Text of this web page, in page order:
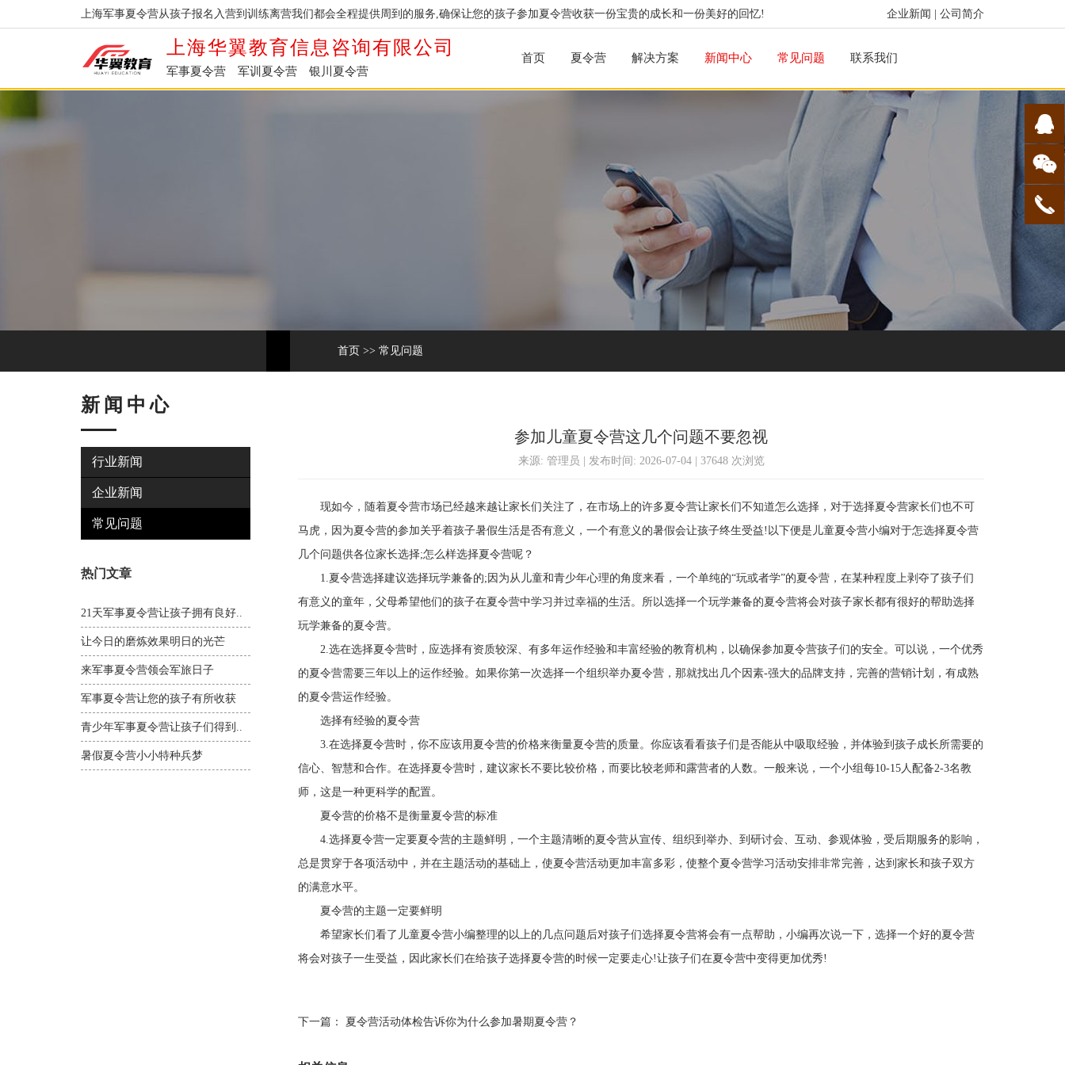
企业新闻 公司简介
上海军事夏令营从孩子报名入营到训练离营我们都会全程提供周到的服务,确保让您的孩子参加夏令营收获一份宝贵的成长和一份美好的回忆!
上海华翼教育信息咨询有限公司
军事夏令营 军训夏令营 银川夏令营
首页 夏令营 解决方案 新闻中心 常见问题 联系我们
首页 >> 常见问题
新闻中心
行业新闻
企业新闻
常见问题
热门文章
21天军事夏令营让孩子拥有良好..
让今日的磨炼效果明日的光芒
来军事夏令营领会军旅日子
军事夏令营让您的孩子有所收获
青少年军事夏令营让孩子们得到..
暑假夏令营小小特种兵梦
参加儿童夏令营这几个问题不要忽视
来源: 管理员 | 发布时间: 2026-07-04 | 37648 次浏览
现如今，随着夏令营市场已经越来越让家长们关注了，在市场上的许多夏令营让家长们不知道怎么选择，对于选择夏令营家长们也不可
马虎，因为夏令营的参加关乎着孩子暑假生活是否有意义，一个有意义的暑假会让孩子终生受益!以下便是儿童夏令营小编对于怎选择夏令营
几个问题供各位家长选择;怎么样选择夏令营呢？
1.夏令营选择建议选择玩学兼备的;因为从儿童和青少年心理的角度来看，一个单纯的“玩或者学”的夏令营，在某种程度上剥夺了孩子们
有意义的童年，父母希望他们的孩子在夏令营中学习并过幸福的生活。所以选择一个玩学兼备的夏令营将会对孩子家长都有很好的帮助选择
玩学兼备的夏令营。
2.选在选择夏令营时，应选择有资质较深、有多年运作经验和丰富经验的教育机构，以确保参加夏令营孩子们的安全。可以说，一个优秀
的夏令营需要三年以上的运作经验。如果你第一次选择一个组织举办夏令营，那就找出几个因素-强大的品牌支持，完善的营销计划，有成熟
的夏令营运作经验。
选择有经验的夏令营
3.在选择夏令营时，你不应该用夏令营的价格来衡量夏令营的质量。你应该看看孩子们是否能从中吸取经验，并体验到孩子成长所需要的
信心、智慧和合作。在选择夏令营时，建议家长不要比较价格，而要比较老师和露营者的人数。一般来说，一个小组每10-15人配备2-3名教
师，这是一种更科学的配置。
夏令营的价格不是衡量夏令营的标准
4.选择夏令营一定要夏令营的主题鲜明，一个主题清晰的夏令营从宣传、组织到举办、到研讨会、互动、参观体验，受后期服务的影响，
总是贯穿于各项活动中，并在主题活动的基础上，使夏令营活动更加丰富多彩，使整个夏令营学习活动安排非常完善，达到家长和孩子双方
的满意水平。
夏令营的主题一定要鲜明
希望家长们看了儿童夏令营小编整理的以上的几点问题后对孩子们选择夏令营将会有一点帮助，小编再次说一下，选择一个好的夏令营
将会对孩子一生受益，因此家长们在给孩子选择夏令营的时候一定要走心!让孩子们在夏令营中变得更加优秀!
下一篇： 夏令营活动体检告诉你为什么参加暑期夏令营？